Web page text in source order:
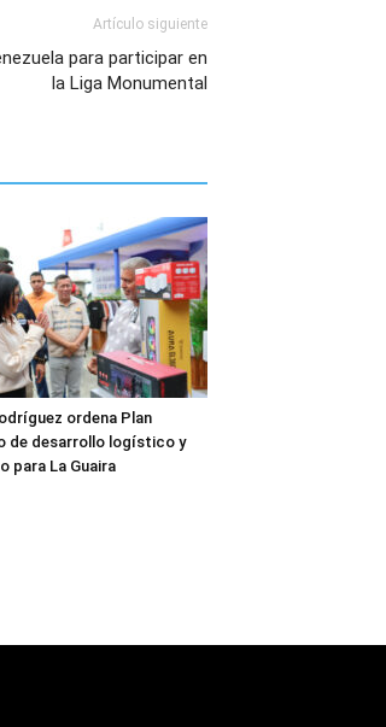
Artículo siguiente
para participar en
la Liga Monumental
ordena Plan
de desarrollo logístico y
para La Guaira